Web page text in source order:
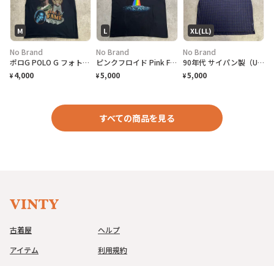
M
No Brand
ポロG POLO G フォトTシャツ ラップT メンズM 黒 古着 バンT ミュージックT ヒップホップ The Goat HALL of FAME 黒色
¥ 4,000
L
No Brand
ピンクフロイド Pink Floyd 狂気 プリズム バンドTシャツ メンズL バンT ミュージックT 黒色
¥5,000
XL(LL)
No Brand
90年代 サイパン製（USA）DOCKERS ドッカーズ グラフチェック柄 半袖 ポロシャツ 半袖 ポロシャツ メンズXL
¥5,000
すべての商品を見る
古着屋
アイテム
ヘルプ
利用規約